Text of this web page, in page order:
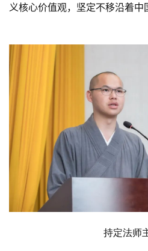
佛
策
法
规
义核心价值观，坚定不移沿着中
持定法师